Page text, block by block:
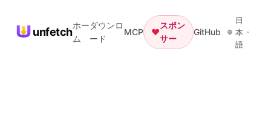
unfetch
ホー
ム
ダウンロ
ード
MCP ♥
スポン
サー
GitHub
日
本
語